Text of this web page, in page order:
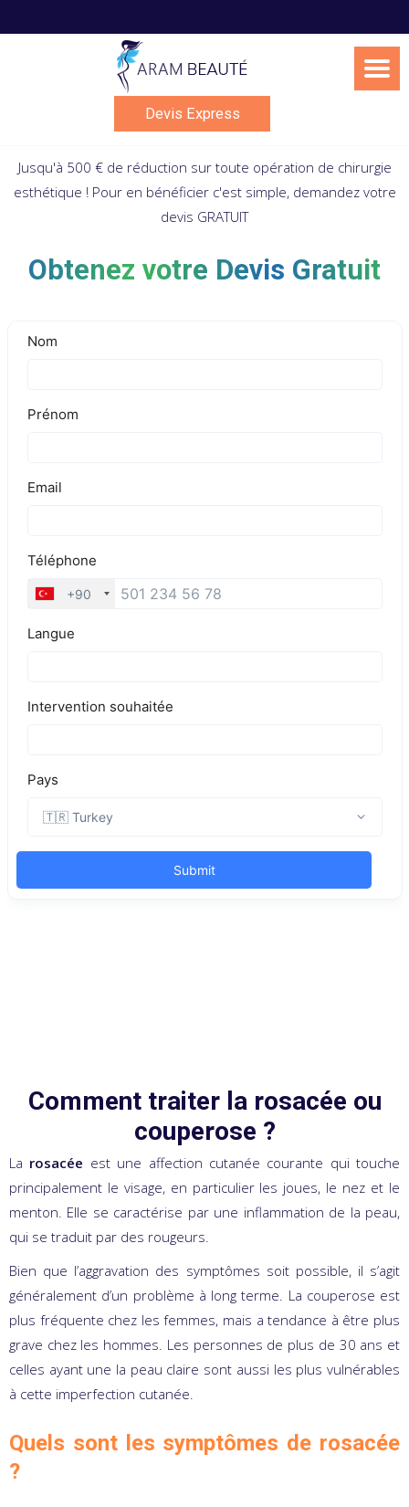
to
Devis Express
Jusqu'à 500 € de réduction sur toute opération de chirurgie
esthétique ! Pour en bénéficier c'est simple, demandez votre
devis GRATUIT
Obtenez votre Devis Gratuit
Comment traiter la rosacée ou
couperose ?
La rosacée est une affection cutanée courante qui touche
principalement le visage, en particulier les joues, le nez et le
menton. Elle se caractérise par une inflammation de la peau,
qui se traduit par des rougeurs.
Bien que l’aggravation des symptômes soit possible, il s’agit
généralement d’un problème à long terme. La couperose est
plus fréquente chez les femmes, mais a tendance à être plus
grave chez les hommes. Les personnes de plus de 30 ans et
celles ayant une la peau claire sont aussi les plus vulnérables
à cette imperfection cutanée.
Quels sont les symptômes de rosacée
?